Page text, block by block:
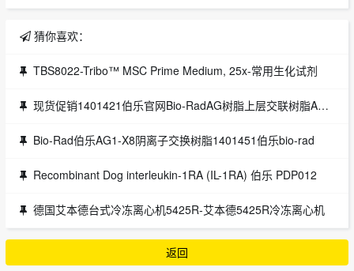
猜你喜欢：
TBS8022-Tribo™ MSC Prime Medium, 25x-常用生化试剂
现货促销1401421伯乐官网Bio-RadAG树脂上层交联树脂AG 1-X8 Resin货号140-1421
Bio-Rad伯乐AG1-X8阴离子交换树脂1401451伯乐bio-rad
Recombinant Dog interleukin-1RA (IL-1RA) 伯乐 PDP012
德国艾本德台式冷冻离心机5425R-艾本德5425R冷冻离心机
返回